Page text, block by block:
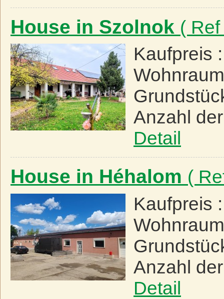
House in Szolnok (
Kaufpreis
Anzahl
Detail
House in Héhalom (
Kaufpreis
Anzahl
Detail